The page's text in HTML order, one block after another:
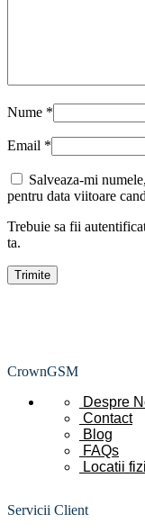
Nume *
Email *
Salveaza-mi
pentru data viitoare
Trebuie sa fii
ta.
CrownGSM
Despre
Contact
Blog
FAQs
Locatii
Servicii Client